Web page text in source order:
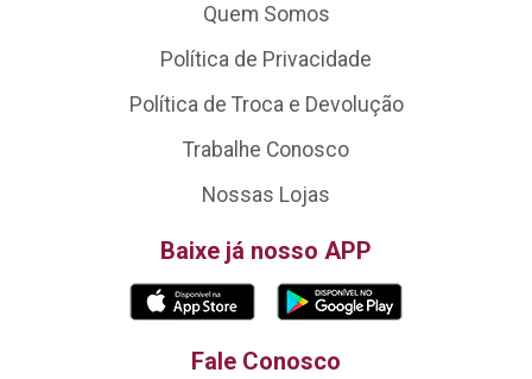
Quem Somos
Política de Privacidade
Política de Troca e Devolução
Trabalhe Conosco
Nossas Lojas
Baixe já nosso APP
Fale Conosco